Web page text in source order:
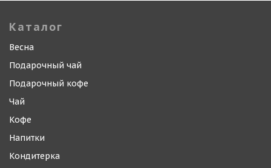
Каталог
Весна
Подарочный чай
Подарочный кофе
Чай
Кофе
Напитки
Кондитерка